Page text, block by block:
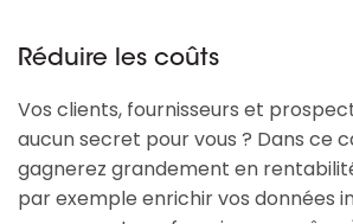
Réduire les coûts
Vos clients, fournisseurs et
aucun secret pour vous ? Dans ce
gagnerez grandement en
par exemple enrichir vos données